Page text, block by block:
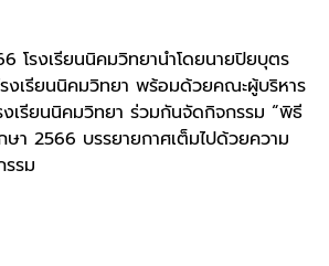
โรงเรียนนิคมวิทยานำโดยนายปิยบุตร
รงเรียนนิคมวิทยา พร้อมด้วยคณะผู้บริหาร
งเรียนนิคมวิทยา ร่วมกันจัดกิจกรรม “พิธี
ษา 2566 บรรยายกาศเต็มไปด้วยความ
รม